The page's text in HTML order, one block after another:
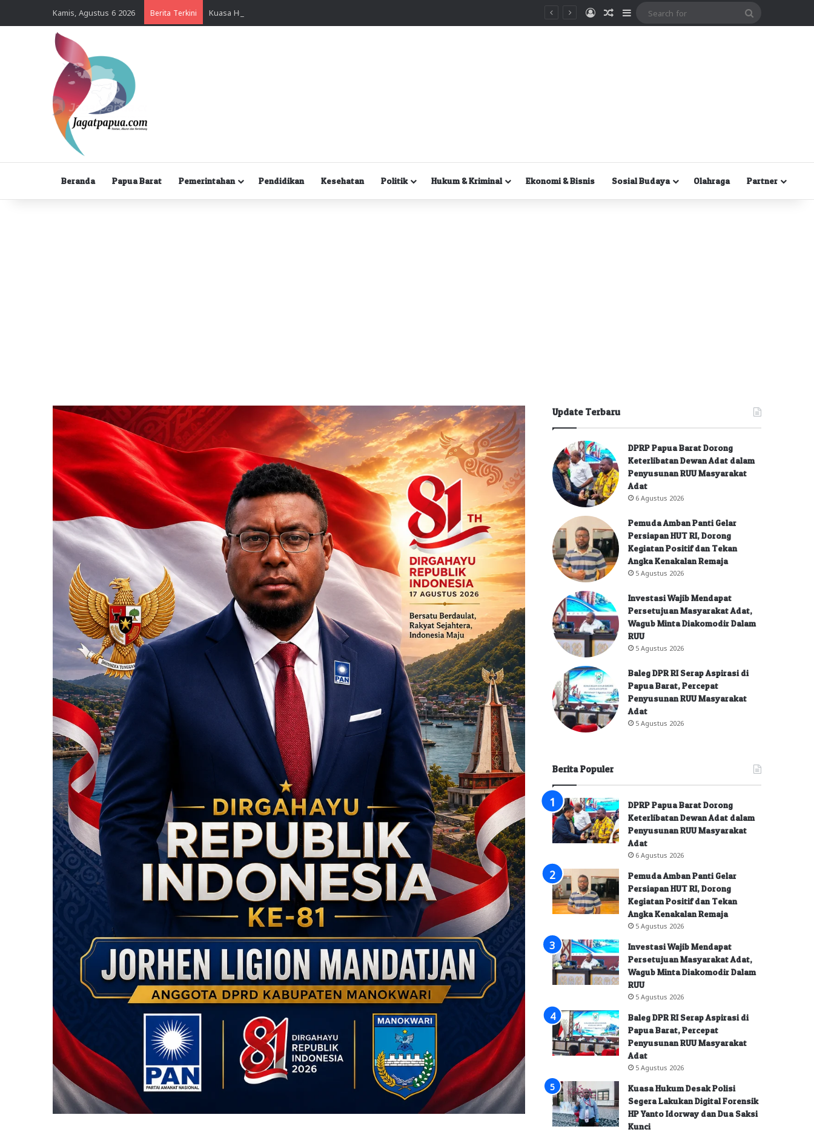
Kamis, Agustus 6 2026 Berita Terkini MasukRandom Article
Sidebar
Beranda Papua Barat Pemerintahan Pendidikan Kesehatan Politik Hukum & Kriminal Ekonomi & Bisnis Sosial Budaya Olahraga Partner
Update Terbaru
DPRP Papua Barat Dorong
Keterlibatan Dewan Adat dalam
Penyusunan RUU Masyarakat
Adat
6 Agustus 2026
Pemuda Amban Panti Gelar
Persiapan HUT RI, Dorong
Kegiatan Positif dan Tekan
Angka Kenakalan Remaja
5 Agustus 2026
Investasi Wajib Mendapat
Persetujuan Masyarakat Adat,
Wagub Minta Diakomodir Dalam
RUU
5 Agustus 2026
Baleg DPR RI Serap Aspirasi di
Papua Barat, Percepat
Penyusunan RUU Masyarakat
Adat
5 Agustus 2026
Berita Populer
DPRP Papua Barat Dorong
Keterlibatan Dewan Adat dalam
Penyusunan RUU Masyarakat
Adat
6 Agustus 2026
Pemuda Amban Panti Gelar
Persiapan HUT RI, Dorong
Kegiatan Positif dan Tekan
Angka Kenakalan Remaja
5 Agustus 2026
Investasi Wajib Mendapat
Persetujuan Masyarakat Adat,
Wagub Minta Diakomodir Dalam
RUU
5 Agustus 2026
Baleg DPR RI Serap Aspirasi di
Papua Barat, Percepat
Penyusunan RUU Masyarakat
Adat
5 Agustus 2026
Kuasa Hukum Desak Polisi
Segera Lakukan Digital Forensik
HP Yanto Idorway dan Dua Saksi
Kunci